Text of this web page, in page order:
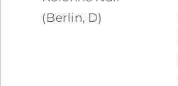
(Berlin, D)